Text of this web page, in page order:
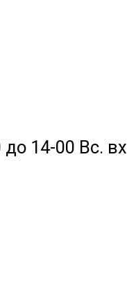
14-00 Вс. вх